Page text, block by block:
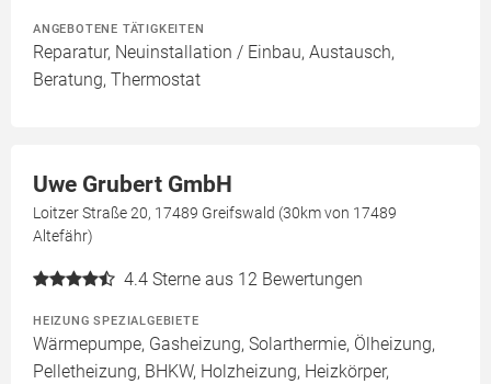
ANGEBOTENE TÄTIGKEITEN
Reparatur, Neuinstallation / Einbau, Austausch,
Beratung, Thermostat
Uwe Grubert GmbH
Loitzer Straße 20, 17489 Greifswald (30km von 17489
Altefähr)
4.4 Sterne aus 12 Bewertungen
HEIZUNG SPEZIALGEBIETE
Wärmepumpe, Gasheizung, Solarthermie, Ölheizung,
Pelletheizung, BHKW, Holzheizung, Heizkörper,